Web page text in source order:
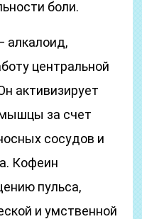
боли.
алкалоид,
центральной
активизирует
за счет
сосудов и
Кофеин
пульса,
и умственной